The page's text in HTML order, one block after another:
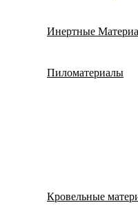
Инертные
Пиломатериалы
Кровельные